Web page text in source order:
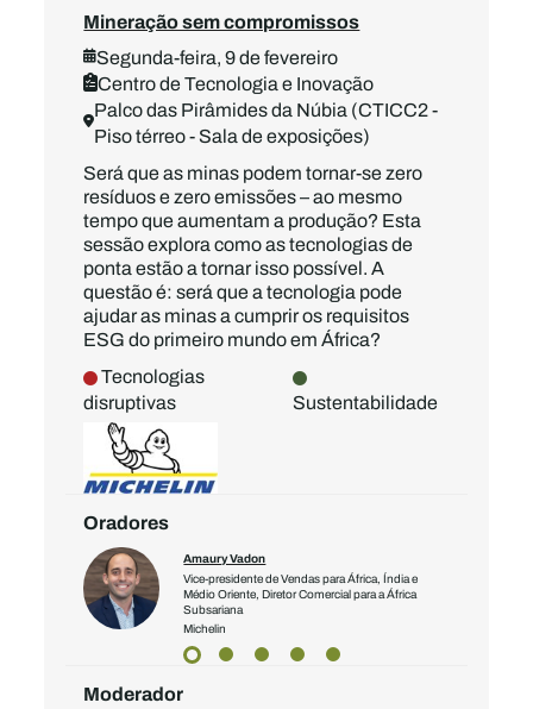
Mineração sem compromissos
Segunda-feira, 9 de fevereiro
Centro de Tecnologia e Inovação
Palco das Pirâmides da Núbia (CTICC2 -
Piso térreo - Sala de exposições)
Será que as minas podem tornar-se zero
resíduos e zero emissões – ao mesmo
tempo que aumentam a produção? Esta
sessão explora como as tecnologias de
ponta estão a tornar isso possível. A
questão é: será que a tecnologia pode
ajudar as minas a cumprir os requisitos
ESG do primeiro mundo em África?
Tecnologias
disruptivas
Sustentabilidade
Oradores
Amaury Vadon
Vice-presidente de Vendas para África, Índia e
Médio Oriente, Diretor Comercial para a África
Subsariana
Michelin
Moderador